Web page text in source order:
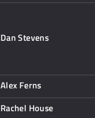
Dan Stevens
Alex Ferns
Rachel House